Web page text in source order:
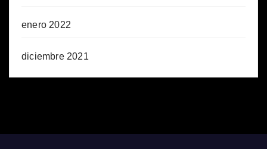
enero 2022
diciembre 2021